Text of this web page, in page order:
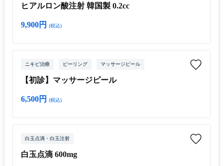
ヒアルロン酸注射 韓国製 0.2cc
9,900円 (税込)
ニキビ治療 ピーリング マッサージピール
【初診】マッサージピール
6,500円 (税込)
白玉点滴・白玉注射
白玉点滴 600mg